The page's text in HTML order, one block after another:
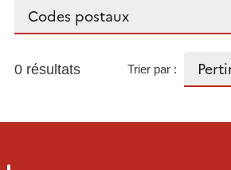
Rechercher...
0 résultats Trier par :